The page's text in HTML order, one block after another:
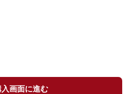
入画面に進む